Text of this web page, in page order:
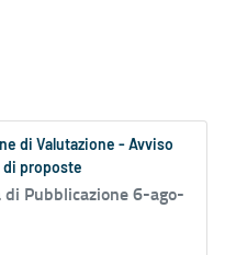
di Valutazione - Avviso
di proposte
di Pubblicazione 6-ago-